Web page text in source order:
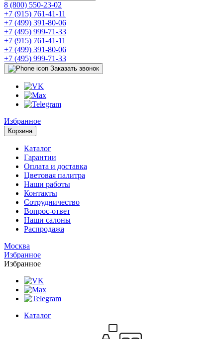
8 (800) 550-23-02
+7 (915) 761-41-11
+7 (499) 391-80-06
+7 (495) 999-71-33
+7 (915) 761-41-11
+7 (499) 391-80-06
+7 (495) 999-71-33
Заказать звонок
Избранное
Корзина
Каталог
Гарантии
Оплата и доставка
Цветовая палитра
Наши работы
Контакты
Сотрудничество
Вопрос-ответ
Наши салоны
Распродажа
Москва
Избранное
Избранное
Каталог